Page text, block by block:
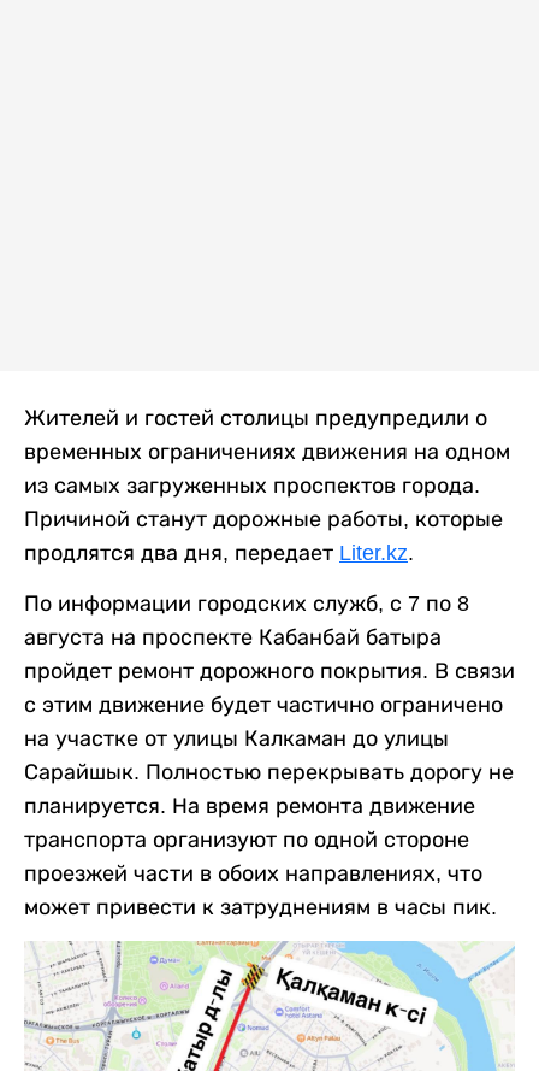
Жителей и гостей столицы предупредили о
временных ограничениях движения на одном
из самых загруженных проспектов города.
Причиной станут дорожные работы, которые
продлятся два дня, передает Liter.kz.
По информации городских служб, с 7 по 8
августа на проспекте Кабанбай батыра
пройдет ремонт дорожного покрытия. В связи
с этим движение будет частично ограничено
на участке от улицы Калкаман до улицы
Сарайшык. Полностью перекрывать дорогу не
планируется. На время ремонта движение
транспорта организуют по одной стороне
проезжей части в обоих направлениях, что
может привести к затруднениям в часы пик.